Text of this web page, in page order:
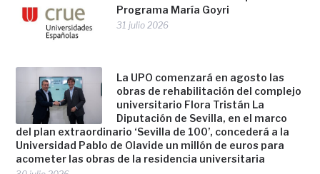
Programa María Goyri
31 julio 2026
La UPO comenzará en agosto las
obras de rehabilitación del complejo
universitario Flora Tristán La
Diputación de Sevilla, en el marco
del plan extraordinario ‘Sevilla de 100’, concederá a la
Universidad Pablo de Olavide un millón de euros para
acometer las obras de la residencia universitaria